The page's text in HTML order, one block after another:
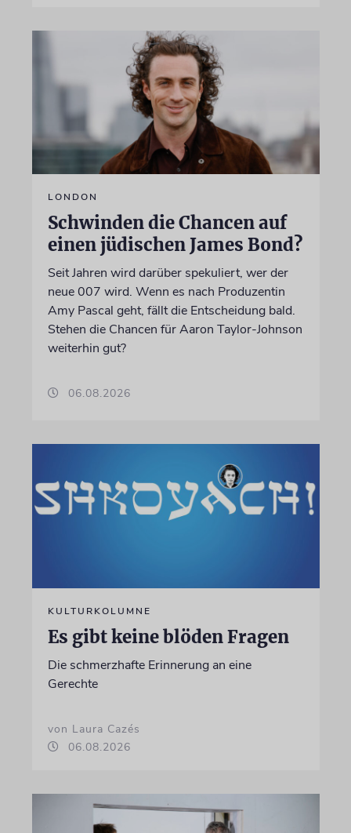
LONDON
Schwinden die Chancen auf
einen jüdischen James Bond?
Seit Jahren wird darüber spekuliert, wer der
neue 007 wird. Wenn es nach Produzentin
Amy Pascal geht, fällt die Entscheidung bald.
Stehen die Chancen für Aaron Taylor-Johnson
weiterhin gut?
06.08.2026
KULTURKOLUMNE
Es gibt keine blöden Fragen
Die schmerzhafte Erinnerung an eine
Gerechte
von Laura Cazés
06.08.2026